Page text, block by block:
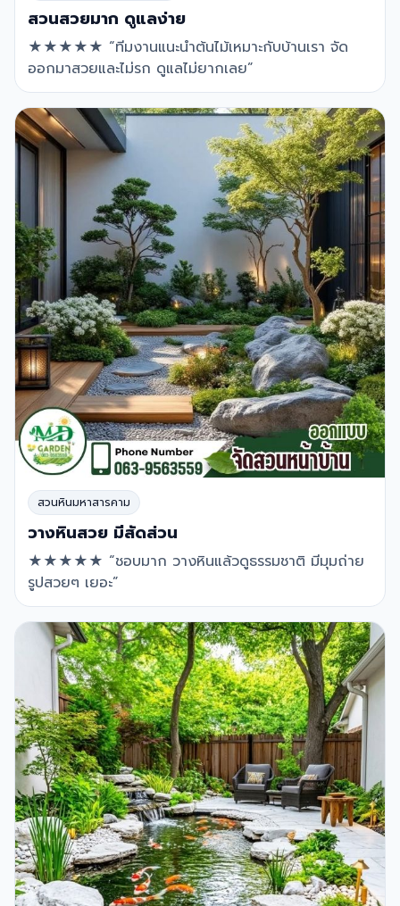
สวนสวยมาก ดูแลง่าย
★★★★★ “ทีมงานแนะนำต้นไม้เหมาะกับบ้านเรา จัด
ออกมาสวยและไม่รก ดูแลไม่ยากเลย”
สวนหินมหาสารคาม
วางหินสวย มีสัดส่วน
★★★★★ “ชอบมาก วางหินแล้วดูธรรมชาติ มีมุมถ่าย
รูปสวยๆ เยอะ”